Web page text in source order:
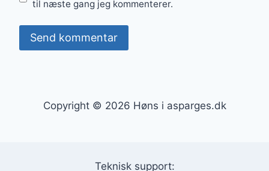
til næste gang jeg kommenterer.
Copyright © 2026 Høns i asparges.dk
Teknisk support: